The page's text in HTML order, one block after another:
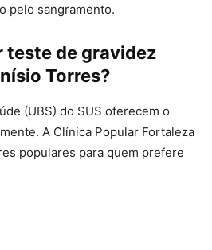
pelo sangramento.
teste de gravidez
Torres?
(UBS) do SUS oferecem o
A Clínica Popular Fortaleza
populares para quem prefere